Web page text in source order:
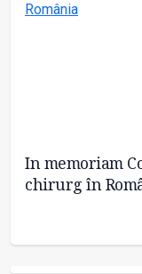
In memoriam
chirurg în